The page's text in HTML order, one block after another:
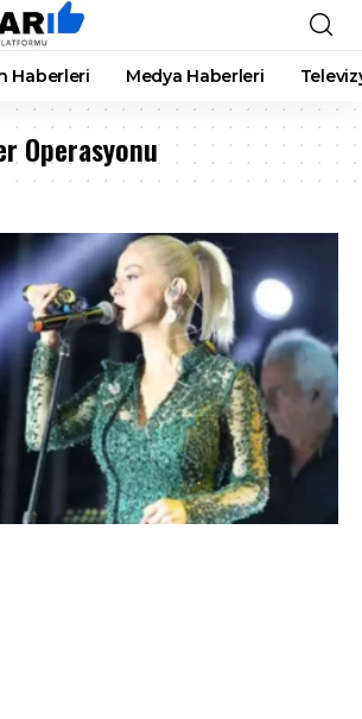
Haberleri Medya Haberleri
Operasyonu